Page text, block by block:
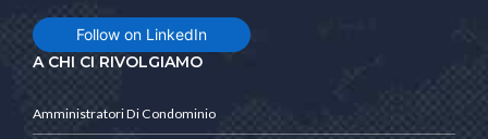
Follow on LinkedIn
A CHI CI RIVOLGIAMO
Amministratori Di Condominio